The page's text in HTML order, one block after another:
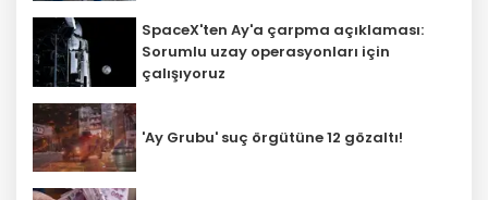
SpaceX'ten Ay'a çarpma açıklaması:
Sorumlu uzay operasyonları için
çalışıyoruz
'Ay Grubu' suç örgütüne 12 gözaltı!